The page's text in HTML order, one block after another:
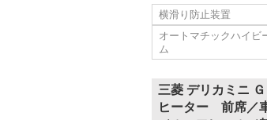
横滑り防止装置
オートマチックハイビ
ム
三菱 デリカミニ
ヒーター 前席／